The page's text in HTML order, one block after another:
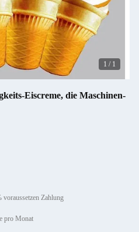
1 / 1
Eiscreme, die Maschinen-
voraussetzen Zahlung
pro Monat